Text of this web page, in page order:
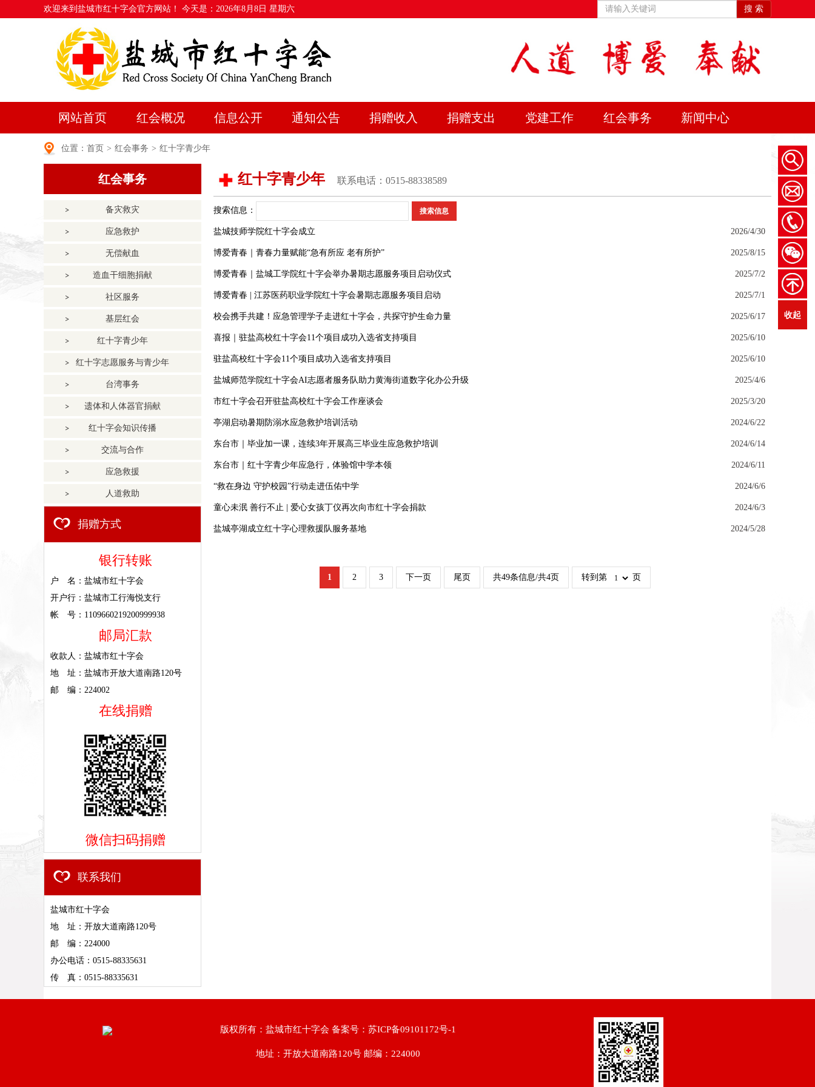
欢迎来到盐城市红十字会官方网站！ 今天是： 2026年8月8日 星期六 搜 索
网站首页 红会概况 信息公开 通知公告 捐赠收入 捐赠支出 党建工作 红会事务 新闻中心
位置： 首页 > 红会事务 > 红十字青少年
红会事务
备灾救灾
应急救护
无偿献血
造血干细胞捐献
社区服务
基层红会
红十字青少年
红十字志愿服务与青少年
台湾事务
遗体和人体器官捐献
红十字会知识传播
交流与合作
应急救援
人道救助
捐赠方式
银行转账
户 名：盐城市红十字会
开户行：盐城市工行海悦支行
帐 号：1109660219200999938
邮局汇款
收款人：盐城市红十字会
地 址：盐城市开放大道南路120号
邮 编：224002
在线捐赠
微信扫码捐赠
联系我们
盐城市红十字会
地 址：开放大道南路120号
邮 编：224000
办公电话：0515-88335631
传 真：0515-88335631
红十字青少年 联系电话：0515-88338589
搜索信息：
盐城技师学院红十字会成立 2026/4/30
博爱青春｜青春力量赋能“急有所应 老有所护” 2025/8/15
博爱青春｜盐城工学院红十字会举办暑期志愿服务项目启动仪式 2025/7/2
博爱青春 | 江苏医药职业学院红十字会暑期志愿服务项目启动 2025/7/1
校会携手共建！应急管理学子走进红十字会，共探守护生命力量 2025/6/17
喜报｜驻盐高校红十字会11个项目成功入选省支持项目 2025/6/10
驻盐高校红十字会11个项目成功入选省支持项目 2025/6/10
盐城师范学院红十字会AI志愿者服务队助力黄海街道数字化办公升级 2025/4/6
市红十字会召开驻盐高校红十字会工作座谈会 2025/3/20
亭湖启动暑期防溺水应急救护培训活动 2024/6/22
东台市｜毕业加一课，连续3年开展高三毕业生应急救护培训 2024/6/14
东台市｜红十字青少年应急行，体验馆中学本领 2024/6/11
“救在身边 守护校园”行动走进伍佑中学 2024/6/6
童心未泯 善行不止 | 爱心女孩丁仪再次向市红十字会捐款 2024/6/3
盐城亭湖成立红十字心理救援队服务基地 2024/5/28
1 2 3 下一页 尾页 共49条信息/共4页 转到第 页
版权所有：盐城市红十字会 备案号： 苏ICP备09101172号-1
地址：开放大道南路120号 邮编：224000
收起